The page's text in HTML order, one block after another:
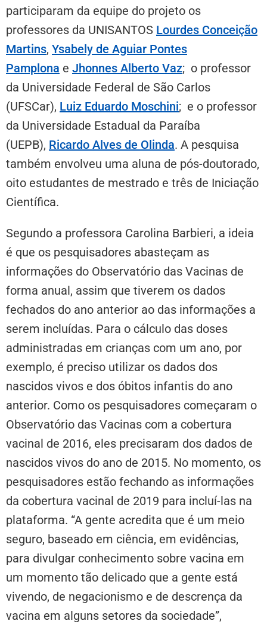
participaram da equipe do projeto os
professores da UNISANTOS Lourdes Conceição
Martins, Ysabely de Aguiar Pontes
Pamplona e Jhonnes Alberto Vaz; o professor
da Universidade Federal de São Carlos
(UFSCar), Luiz Eduardo Moschini; e o professor
da Universidade Estadual da Paraíba
(UEPB), Ricardo Alves de Olinda. A pesquisa
também envolveu uma aluna de pós-doutorado,
oito estudantes de mestrado e três de Iniciação
Científica.
Segundo a professora Carolina Barbieri, a ideia
é que os pesquisadores abasteçam as
informações do Observatório das Vacinas de
forma anual, assim que tiverem os dados
fechados do ano anterior ao das informações a
serem incluídas. Para o cálculo das doses
administradas em crianças com um ano, por
exemplo, é preciso utilizar os dados dos
nascidos vivos e dos óbitos infantis do ano
anterior. Como os pesquisadores começaram o
Observatório das Vacinas com a cobertura
vacinal de 2016, eles precisaram dos dados de
nascidos vivos do ano de 2015. No momento, os
pesquisadores estão fechando as informações
da cobertura vacinal de 2019 para incluí-las na
plataforma. “A gente acredita que é um meio
seguro, baseado em ciência, em evidências,
para divulgar conhecimento sobre vacina em
um momento tão delicado que a gente está
vivendo, de negacionismo e de descrença da
vacina em alguns setores da sociedade”,